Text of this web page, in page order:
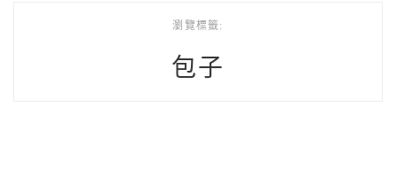
瀏覽標籤:
包子